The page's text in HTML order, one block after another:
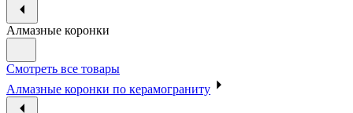
Алмазные коронки
Смотреть все товары
Алмазные коронки по керамограниту